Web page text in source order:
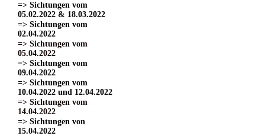
=> Sichtungen vom
05.02.2022 & 18.03.2022
=> Sichtungen vom
02.04.2022
=> Sichtungen vom
05.04.2022
=> Sichtungen vom
09.04.2022
=> Sichtungen vom
10.04.2022 und 12.04.2022
=> Sichtungen vom
14.04.2022
=> Sichtungen von
15.04.2022